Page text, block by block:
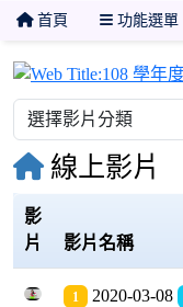
首頁 功能選單
線上影片
影
片
影片名稱
1 2020-03-08